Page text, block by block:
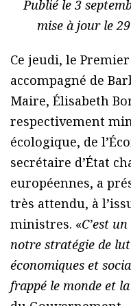
Publié le 3
mise à jour le
Ce jeudi, le
accompagné de
Maire, Élisabeth
respectivement
écologique, de
secrétaire d’État
européennes, a
très attendu, à
ministres. «C’est
notre stratégie de
économiques et
frappé le monde et